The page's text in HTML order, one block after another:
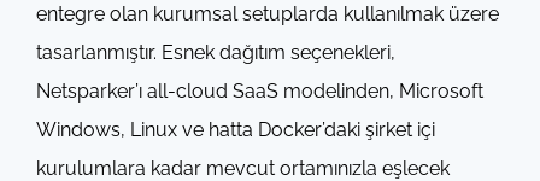
entegre olan kurumsal setuplarda kullanılmak üzere
tasarlanmıştır. Esnek dağıtım seçenekleri,
Netsparker’ı all-cloud SaaS modelinden, Microsoft
Windows, Linux ve hatta Docker’daki şirket içi
kurulumlara kadar mevcut ortamınızla eşlecek